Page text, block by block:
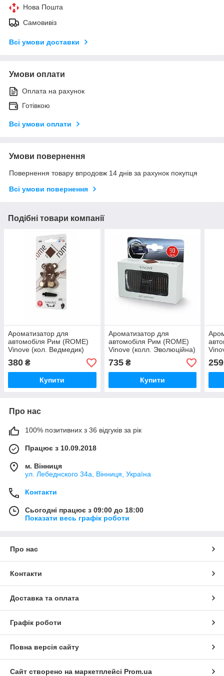
Нова Пошта
Самовивіз
Всі умови доставки
Умови оплати
Оплата на рахунок
Готівкою
Всі умови оплати
Умови повернення
Повернення товару впродовж 14 днів за рахунок покупця
Всі умови повернення
Подібні товари компанії
Ароматизатор для
автомобіля Рим (ROME)
Vinove (кол. Ведмедик)
380 ₴
Купити
Ароматизатор для
автомобіля Рим (ROME)
Vinove (колл. Эволюційна)
735₴
Купити
259
Про нас
100% позитивних з 36 відгуків за рік
Працює з 10.09.2018
м. Вінниця
ул. Лебеднского 34а, Вінниця, Україна
Контакти
Сьогодні працює з 09:00 до 18:00
Показати весь графік роботи
Про нас
Контакти
Доставка та оплата
Графік роботи
Повна версія сайту
Сайт створено на маркетплейсі Prom.ua